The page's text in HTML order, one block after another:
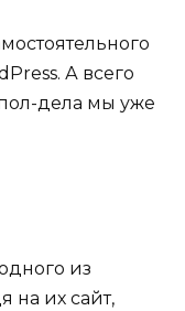
А всего
пол-дела мы уже
из
на их сайт,